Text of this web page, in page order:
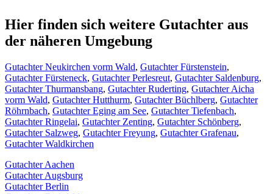
Hier finden sich weitere Gutachter aus
der näheren Umgebung
Gutachter Neukirchen vorm Wald, Gutachter Fürstenstein,
Gutachter Fürsteneck, Gutachter Perlesreut, Gutachter Saldenburg,
Gutachter Thurmansbang, Gutachter Ruderting, Gutachter Aicha
vorm Wald, Gutachter Hutthurm, Gutachter Büchlberg, Gutachter
Röhrnbach, Gutachter Eging am See, Gutachter Tiefenbach,
Gutachter Ringelai, Gutachter Zenting, Gutachter Schönberg,
Gutachter Salzweg, Gutachter Freyung, Gutachter Grafenau,
Gutachter Waldkirchen
Gutachter Aachen
Gutachter Augsburg
Gutachter Berlin